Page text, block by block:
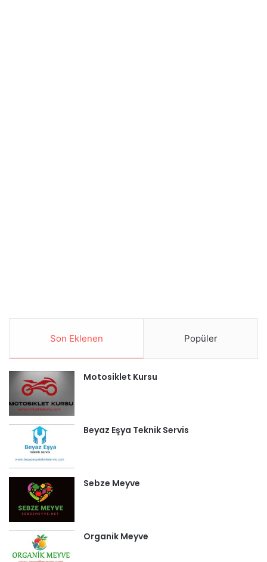
Son Eklenen Popüler
Motosiklet Kursu
Beyaz Eşya Teknik Servis
Sebze Meyve
Organik Meyve